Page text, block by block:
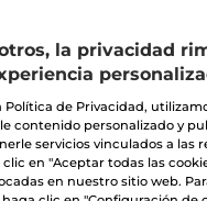
por los gestos expertos de
corporal, depilación…Pide
la privacidad
de Privacidad,
contenido personalizado y
servicios vinculados a las
en "Aceptar todas las
en nuestro sitio web.